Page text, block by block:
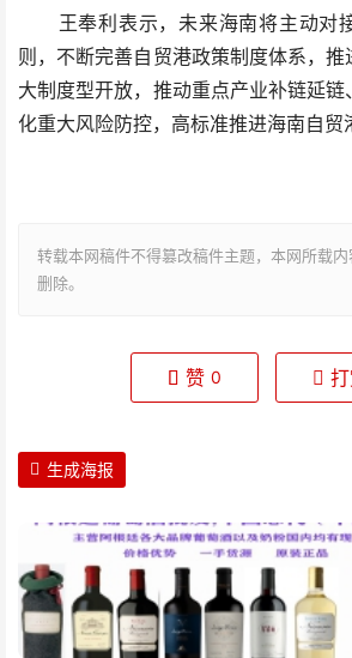
王奉利表示，未来海南将主动对
则，不断完善自贸港政策制度体系，
大制度型开放，推动重点产业补链延
化重大风险防控，高标准推进海南自贸
转载本网稿件不得篡改稿件主题，本网所载
删除。
赞 0
生成海报